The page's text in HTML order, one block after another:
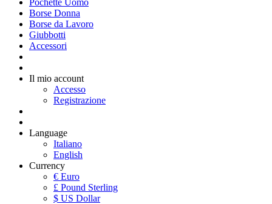
Borse Donna
Borse da Lavoro
Giubbotti
Accessori
Il mio account
Accesso
Registrazione
Language
Italiano
English
Currency
€ Euro
£ Pound Sterling
$ US Dollar